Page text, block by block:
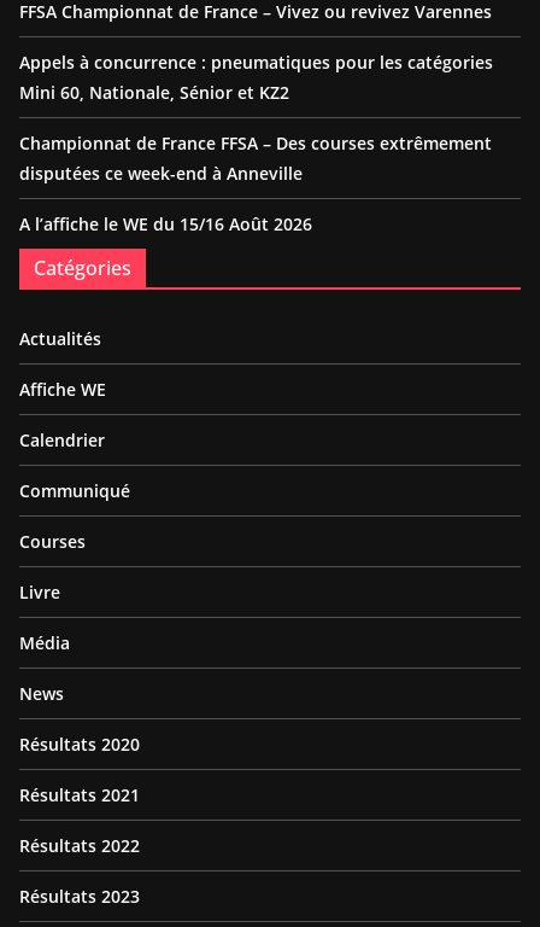
FFSA Championnat de France – Vivez ou revivez Varennes
Appels à concurrence : pneumatiques pour les catégories
Mini 60, Nationale, Sénior et KZ2
Championnat de France FFSA – Des courses extrêmement
disputées ce week-end à Anneville
A l’affiche le WE du 15/16 Août 2026
Catégories
Actualités
Affiche WE
Calendrier
Communiqué
Courses
Livre
Média
News
Résultats 2020
Résultats 2021
Résultats 2022
Résultats 2023